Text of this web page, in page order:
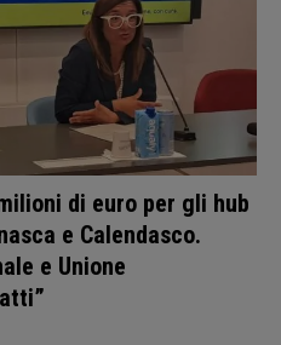
di euro per gli hub
e Calendasco.
e Unione